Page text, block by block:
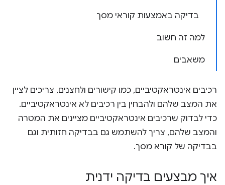
בדיקה באמצעות קוראי מסך
למה זה חשוב
משאבים
רכיבים אינטראקטיביים, כמו קישורים ולחצנים, צריכים לציין
את המצב שלהם ולהבחין בין רכיבים לא אינטראקטיביים.
כדי לבדוק שרכיבים אינטראקטיביים מציינים את המטרה
והמצב שלהם, צריך להשתמש גם בבדיקה חזותית וגם
בבדיקה של קורא מסך.
איך מבצעים בדיקה ידנית